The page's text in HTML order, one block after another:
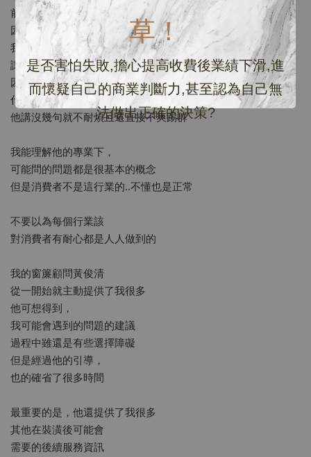
草！
是否害怕失敗,擔心提高收費後業績下滑,進
而懷疑自己的商業判斷力,甚至認為自己無
法做出正確的決策?
前面我遇到過燈具公司
因為問我幾個專業問題
我無法當下回答後的不耐心
讓我真的覺得壓力很大
因為一般人，誰會知道
什麼空間要多少瓦數的燈這件事？！
他講沒幾句就不耐煩且還直接不爽踢群
我能理解他的專業下，
可能問的問題都是很基本的概念
但是消費者不是這行業的..不懂也是正常
不要以為每個行業該
對消費者有耐心都是人人做到的
我的窗簾顧問黃俊清
從一開始就主動提供了我很多
他可想得到，
我可能會遇到的問題的建議
過程中雖還是有些選擇障礙
但是經過他的引導，
也的確省了很多時間
最重要的是，他還提供了我很多
其他在裝潢後可能會
需要的後續服務資訊